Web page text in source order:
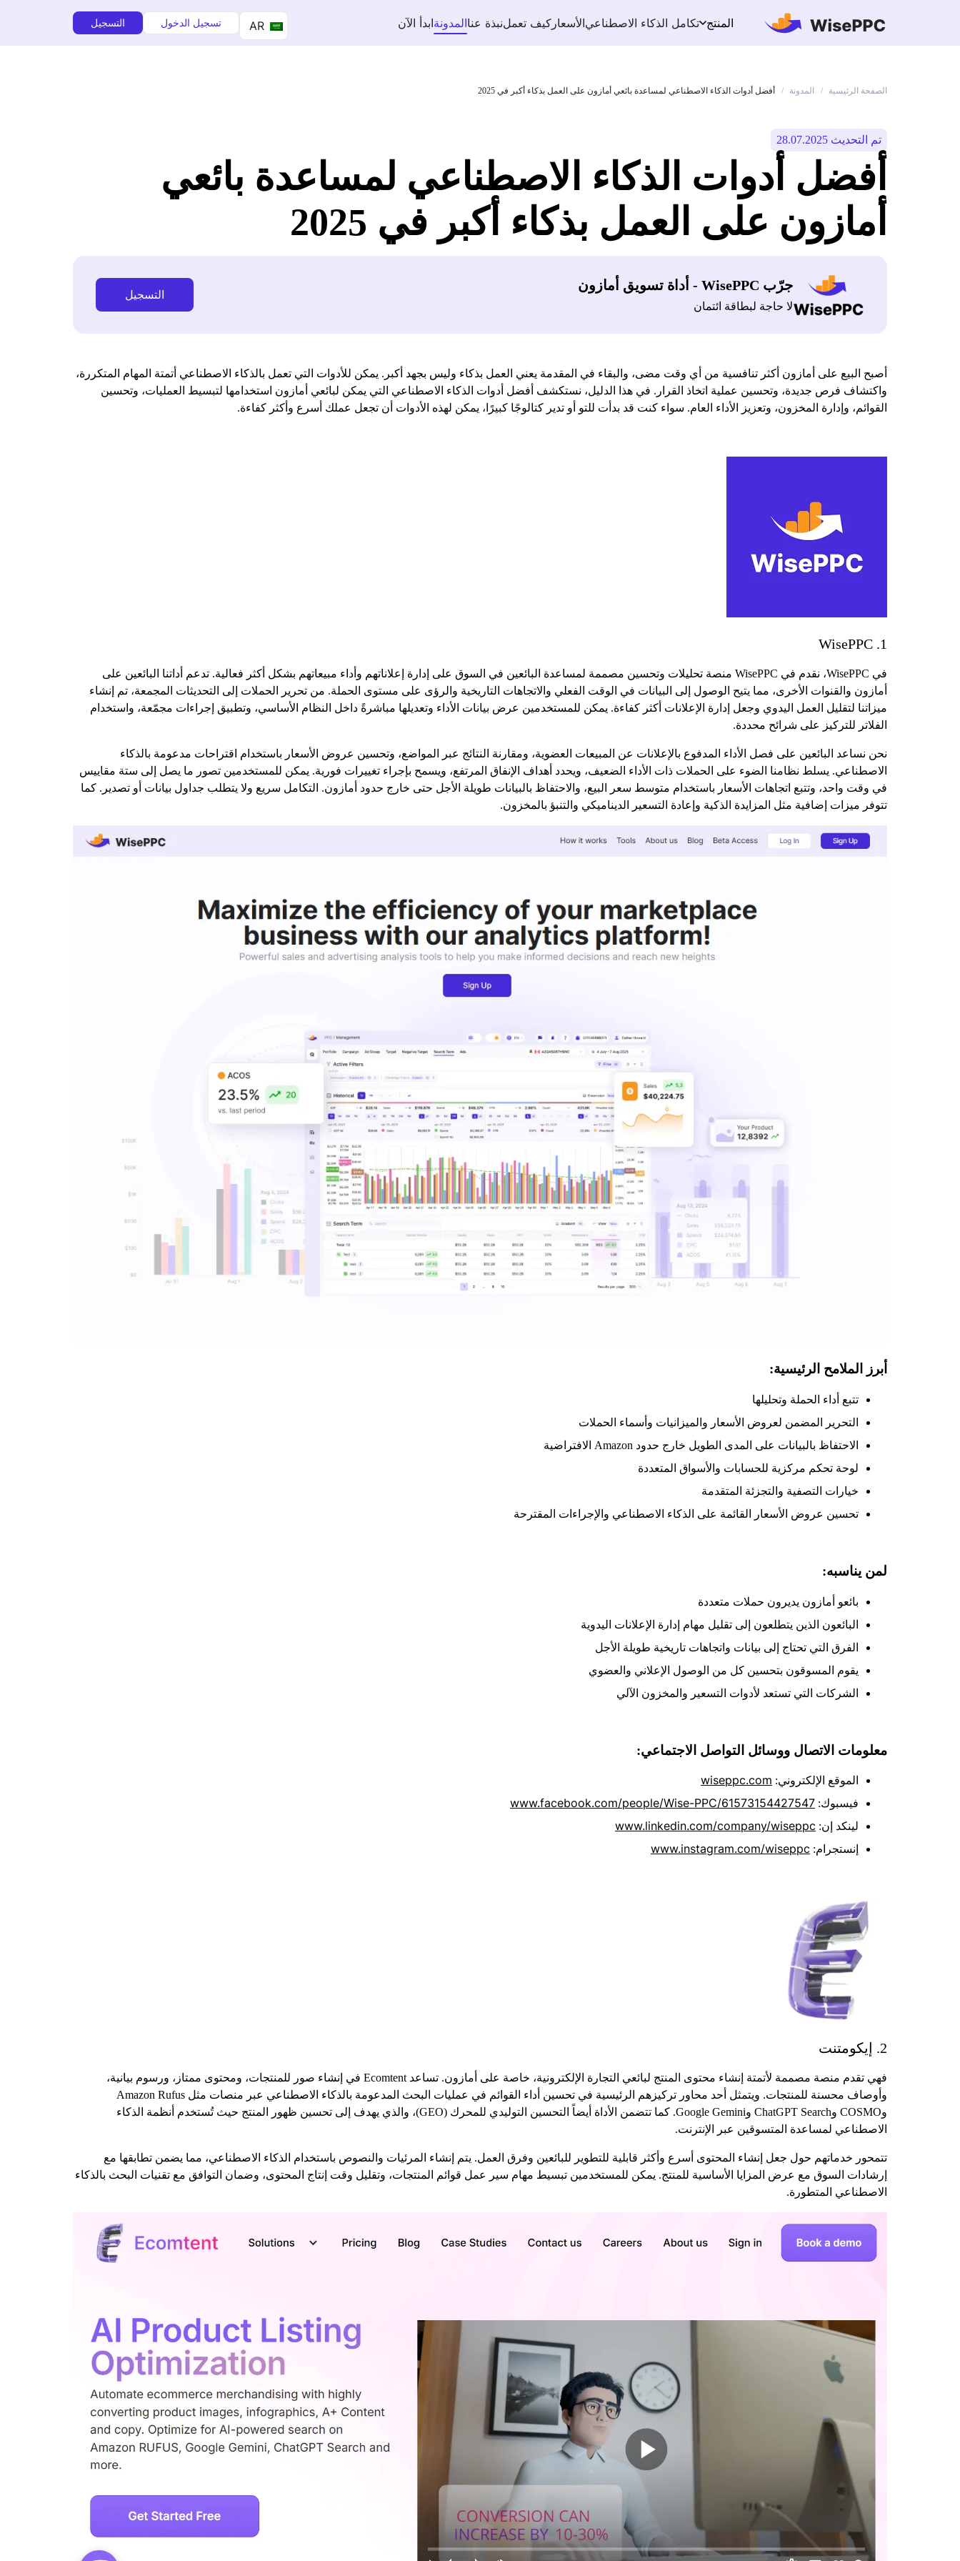
المنتج تكامل الذكاء الاصطناعيالأسعار كيف تعملنبذة عناالمدونةابدأ الآن تسجيل الدخول التسجيل
الصفحة الرئيسية / المدونة / أفضل أدوات الذكاء الاصطناعي لمساعدة بائعي أمازون على العمل بذكاء أكبر في 2025
تم التحديث 28.07.2025
أفضل أدوات الذكاء الاصطناعي لمساعدة بائعي
أمازون على العمل بذكاء أكبر في 2025
جرّب WisePPC - أداة تسويق أمازون
لا حاجة لبطاقة ائتمان
التسجيل
أصبح البيع على أمازون أكثر تنافسية من أي وقت مضى، والبقاء في المقدمة يعني العمل بذكاء وليس بجهد أكبر. يمكن للأدوات التي تعمل بالذكاء الاصطناعي أتمتة المهام المتكررة،
واكتشاف فرص جديدة، وتحسين عملية اتخاذ القرار. في هذا الدليل، نستكشف أفضل أدوات الذكاء الاصطناعي التي يمكن لبائعي أمازون استخدامها لتبسيط العمليات، وتحسين
القوائم، وإدارة المخزون، وتعزيز الأداء العام. سواء كنت قد بدأت للتو أو تدير كتالوجًا كبيرًا، يمكن لهذه الأدوات أن تجعل عملك أسرع وأكثر كفاءة.
1. WisePPC
في WisePPC، نقدم في WisePPC منصة تحليلات وتحسين مصممة لمساعدة البائعين في السوق على إدارة إعلاناتهم وأداء مبيعاتهم بشكل أكثر فعالية. تدعم أداتنا البائعين على
أمازون والقنوات الأخرى، مما يتيح الوصول إلى البيانات في الوقت الفعلي والاتجاهات التاريخية والرؤى على مستوى الحملة. من تحرير الحملات إلى التحديثات المجمعة، تم إنشاء
ميزاتنا لتقليل العمل اليدوي وجعل إدارة الإعلانات أكثر كفاءة. يمكن للمستخدمين عرض بيانات الأداء وتعديلها مباشرةً داخل النظام الأساسي، وتطبيق إجراءات مجمّعة، واستخدام
الفلاتر للتركيز على شرائح محددة.
نحن نساعد البائعين على فصل الأداء المدفوع بالإعلانات عن المبيعات العضوية، ومقارنة النتائج عبر المواضع، وتحسين عروض الأسعار باستخدام اقتراحات مدعومة بالذكاء
الاصطناعي. يسلط نظامنا الضوء على الحملات ذات الأداء الضعيف، ويحدد أهداف الإنفاق المرتفع، ويسمح بإجراء تغييرات فورية. يمكن للمستخدمين تصور ما يصل إلى ستة مقاييس
في وقت واحد، وتتبع اتجاهات الأسعار باستخدام متوسط سعر البيع، والاحتفاظ بالبيانات طويلة الأجل حتى خارج حدود أمازون. التكامل سريع ولا يتطلب جداول بيانات أو تصدير. كما
تتوفر ميزات إضافية مثل المزايدة الذكية وإعادة التسعير الديناميكي والتنبؤ بالمخزون.
أبرز الملامح الرئيسية:
تتبع أداء الحملة وتحليلها
التحرير المضمن لعروض الأسعار والميزانيات وأسماء الحملات
الاحتفاظ بالبيانات على المدى الطويل خارج حدود Amazon الافتراضية
لوحة تحكم مركزية للحسابات والأسواق المتعددة
خيارات التصفية والتجزئة المتقدمة
تحسين عروض الأسعار القائمة على الذكاء الاصطناعي والإجراءات المقترحة
لمن يناسبه:
بائعو أمازون يديرون حملات متعددة
البائعون الذين يتطلعون إلى تقليل مهام إدارة الإعلانات اليدوية
الفرق التي تحتاج إلى بيانات واتجاهات تاريخية طويلة الأجل
يقوم المسوقون بتحسين كل من الوصول الإعلاني والعضوي
الشركات التي تستعد لأدوات التسعير والمخزون الآلي
معلومات الاتصال ووسائل التواصل الاجتماعي:
الموقع الإلكتروني: wiseppc.com
فيسبوك: www.facebook.com/people/Wise-PPC/61573154427547
لينكد إن: www.linkedin.com/company/wiseppc
إنستجرام: www.instagram.com/wiseppc
2. إيكومتنت
فهي تقدم منصة مصممة لأتمتة إنشاء محتوى المنتج لبائعي التجارة الإلكترونية، خاصة على أمازون. تساعد Ecomtent في إنشاء صور للمنتجات، ومحتوى ممتاز، ورسوم بيانية،
وأوصاف محسنة للمنتجات. ويتمثل أحد محاور تركيزهم الرئيسية في تحسين أداء القوائم في عمليات البحث المدعومة بالذكاء الاصطناعي عبر منصات مثل Amazon Rufus
وCOSMO وChatGPT Search وGoogle Gemini. كما تتضمن الأداة أيضاً التحسين التوليدي للمحرك (GEO)، والذي يهدف إلى تحسين ظهور المنتج حيث تُستخدم أنظمة الذكاء
الاصطناعي لمساعدة المتسوقين عبر الإنترنت.
تتمحور خدماتهم حول جعل إنشاء المحتوى أسرع وأكثر قابلية للتطوير للبائعين وفرق العمل. يتم إنشاء المرئيات والنصوص باستخدام الذكاء الاصطناعي، مما يضمن تطابقها مع
إرشادات السوق مع عرض المزايا الأساسية للمنتج. يمكن للمستخدمين تبسيط مهام سير عمل قوائم المنتجات، وتقليل وقت إنتاج المحتوى، وضمان التوافق مع تقنيات البحث بالذكاء
الاصطناعي المتطورة.